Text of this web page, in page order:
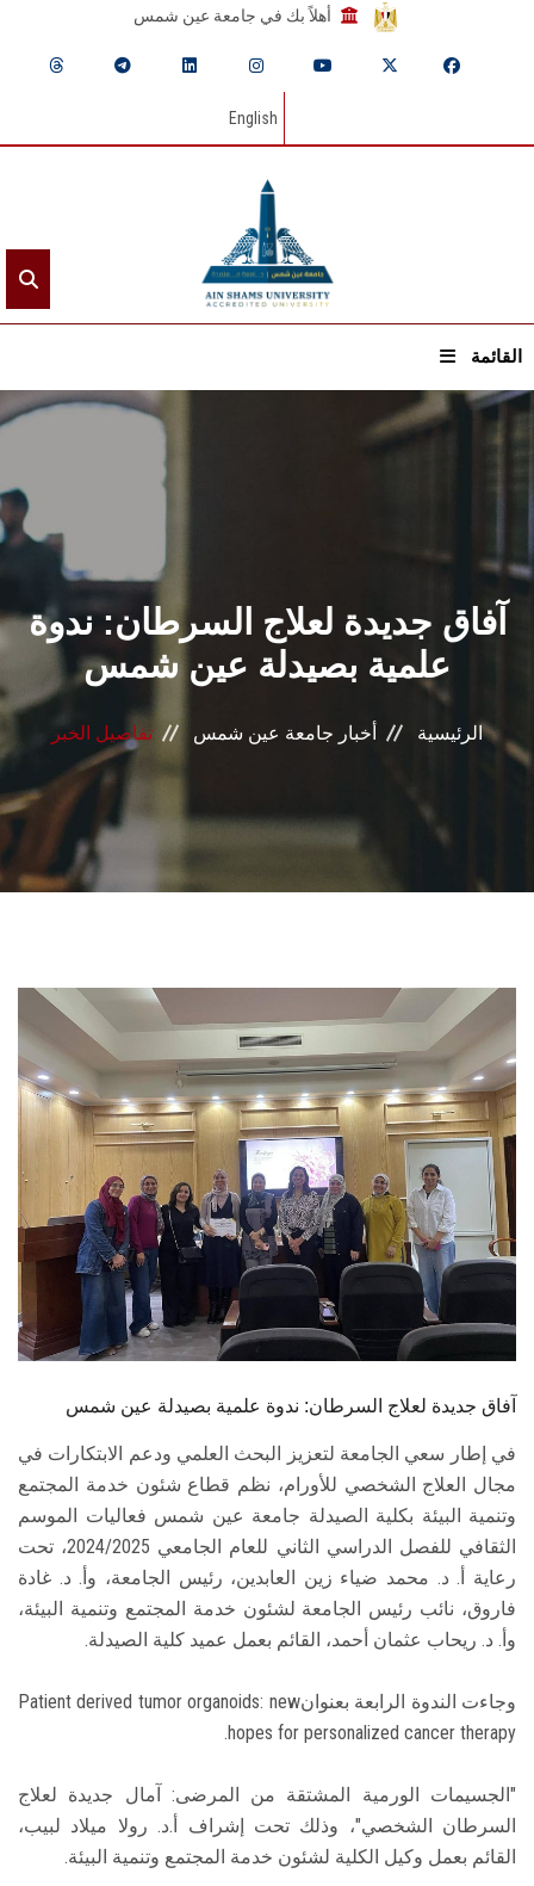
أهلاً بك في جامعة عين شمس
English
القائمة
الرئيسيـة
عن الجامعة
القطاعـات
الشئون الأكاديمية
البحث العلمي
الرعاية الصحية
المراكز والوحدات
الأنظمة الذكية
تواصل معنا
الطلاب
هيئة التدريس
الدراسات العليا
الخريجين
الموظفون
الزائـرون
سجل الان
آفاق جديدة لعلاج السرطان: ندوة
علمية بصيدلة عين شمس
الرئيسية أخبار جامعة عين شمس تفاصيل الخبر
آفاق جديدة لعلاج السرطان: ندوة علمية بصيدلة عين شمس
في إطار سعي الجامعة لتعزيز البحث العلمي ودعم الابتكارات في
مجال العلاج الشخصي للأورام، نظم قطاع شئون خدمة المجتمع
وتنمية البيئة بكلية الصيدلة جامعة عين شمس فعاليات الموسم
الثقافي للفصل الدراسي الثاني للعام الجامعي 2024/2025، تحت
رعاية أ. د. محمد ضياء زين العابدين، رئيس الجامعة، وأ. د. غادة
فاروق، نائب رئيس الجامعة لشئون خدمة المجتمع وتنمية البيئة،
وأ. د. ريحاب عثمان أحمد، القائم بعمل عميد كلية الصيدلة.
وجاءت الندوة الرابعة بعنوانPatient derived tumor organoids: new
hopes for personalized cancer therapy.
"الجسيمات الورمية المشتقة من المرضى: آمال جديدة لعلاج
السرطان الشخصي"، وذلك تحت إشراف أ.د. رولا ميلاد لبيب،
القائم بعمل وكيل الكلية لشئون خدمة المجتمع وتنمية البيئة.